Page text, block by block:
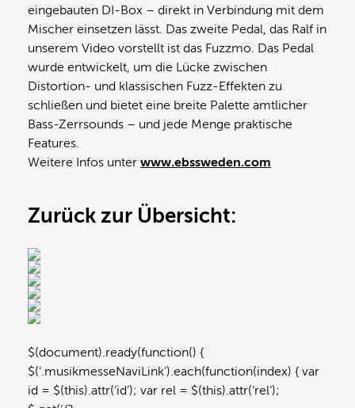
eingebauten DI-Box – direkt in Verbindung mit dem
Mischer einsetzen lässt. Das zweite Pedal, das Ralf in
unserem Video vorstellt ist das Fuzzmo. Das Pedal
wurde entwickelt, um die Lücke zwischen
Distortion- und klassischen Fuzz-Effekten zu
schließen und bietet eine breite Palette amtlicher
Bass-Zerrsounds – und jede Menge praktische
Features.
Weitere Infos unter www.ebssweden.com
Zurück zur Übersicht:
$(document).ready(function() {
$(‘.musikmesseNaviLink’).each(function(index) { var
id = $(this).attr(‘id’); var rel = $(this).attr(‘rel’);